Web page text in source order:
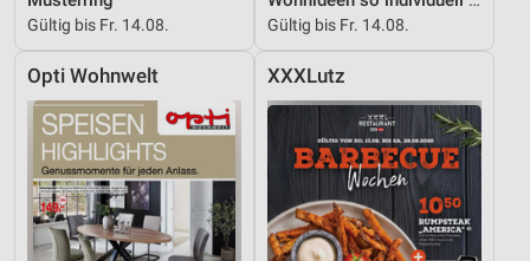
Gültig bis Fr. 14.08. Gültig bis Fr. 14.08.
Opti Wohnwelt XXXLutz